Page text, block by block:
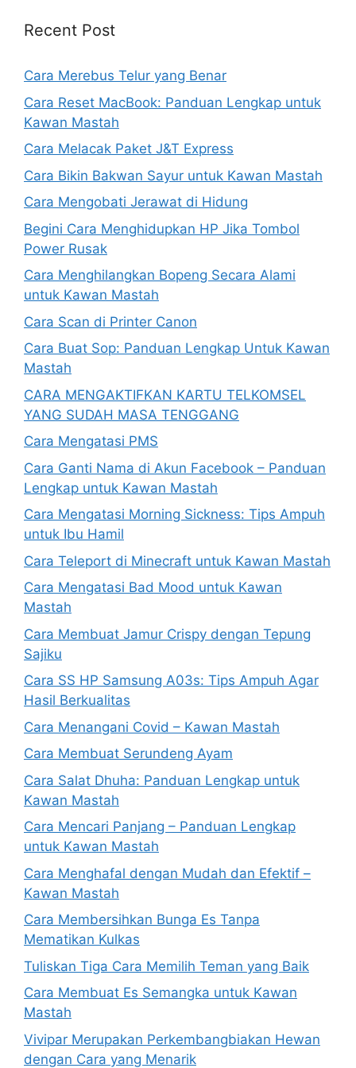
Recent Post
Cara Merebus Telur yang Benar
Cara Reset MacBook: Panduan Lengkap untuk
Kawan Mastah
Cara Melacak Paket J&T Express
Cara Bikin Bakwan Sayur untuk Kawan Mastah
Cara Mengobati Jerawat di Hidung
Begini Cara Menghidupkan HP Jika Tombol
Power Rusak
Cara Menghilangkan Bopeng Secara Alami
untuk Kawan Mastah
Cara Scan di Printer Canon
Cara Buat Sop: Panduan Lengkap Untuk Kawan
Mastah
CARA MENGAKTIFKAN KARTU TELKOMSEL
YANG SUDAH MASA TENGGANG
Cara Mengatasi PMS
Cara Ganti Nama di Akun Facebook – Panduan
Lengkap untuk Kawan Mastah
Cara Mengatasi Morning Sickness: Tips Ampuh
untuk Ibu Hamil
Cara Teleport di Minecraft untuk Kawan Mastah
Cara Mengatasi Bad Mood untuk Kawan
Mastah
Cara Membuat Jamur Crispy dengan Tepung
Sajiku
Cara SS HP Samsung A03s: Tips Ampuh Agar
Hasil Berkualitas
Cara Menangani Covid – Kawan Mastah
Cara Membuat Serundeng Ayam
Cara Salat Dhuha: Panduan Lengkap untuk
Kawan Mastah
Cara Mencari Panjang – Panduan Lengkap
untuk Kawan Mastah
Cara Menghafal dengan Mudah dan Efektif –
Kawan Mastah
Cara Membersihkan Bunga Es Tanpa
Mematikan Kulkas
Tuliskan Tiga Cara Memilih Teman yang Baik
Cara Membuat Es Semangka untuk Kawan
Mastah
Vivipar Merupakan Perkembangbiakan Hewan
dengan Cara yang Menarik